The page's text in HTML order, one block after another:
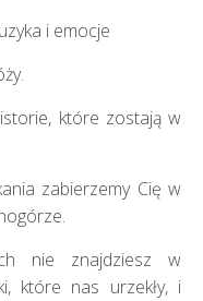
i emocje
które zostają w
zabierzemy Cię w
nie znajdziesz w
które nas urzekły, i